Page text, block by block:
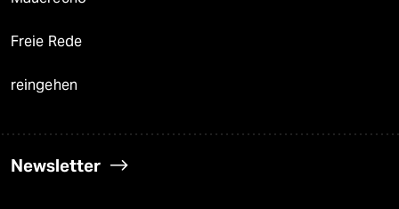
Freie Rede
reingehen
Newsletter